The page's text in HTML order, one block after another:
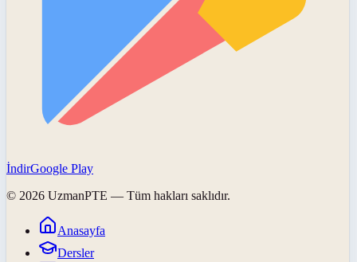
İndirGoogle Play
© 2026 UzmanPTE — Tüm hakları saklıdır.
Anasayfa
Dersler